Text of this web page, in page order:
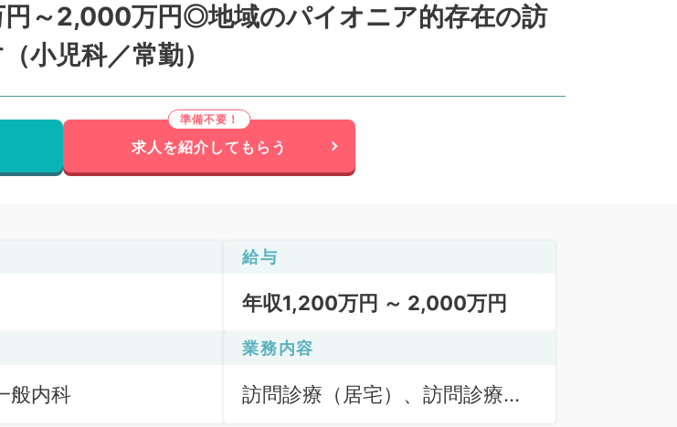
円～2,000万円◎地域のパイオニア的存在の訪
小児科／常勤）
求人を紹介してもらう
給与
年収1,200万円 ～ 2,000万円
般内科
業務内容
訪問診療（居宅）、訪問診療